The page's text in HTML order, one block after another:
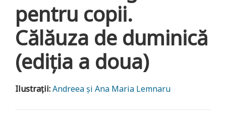
pentru copii.
Călăuza de duminică
(ediția a doua)
Ilustrații:Andreea și Ana Maria Lemnaru